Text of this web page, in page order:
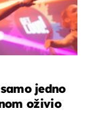
jedno
oživio